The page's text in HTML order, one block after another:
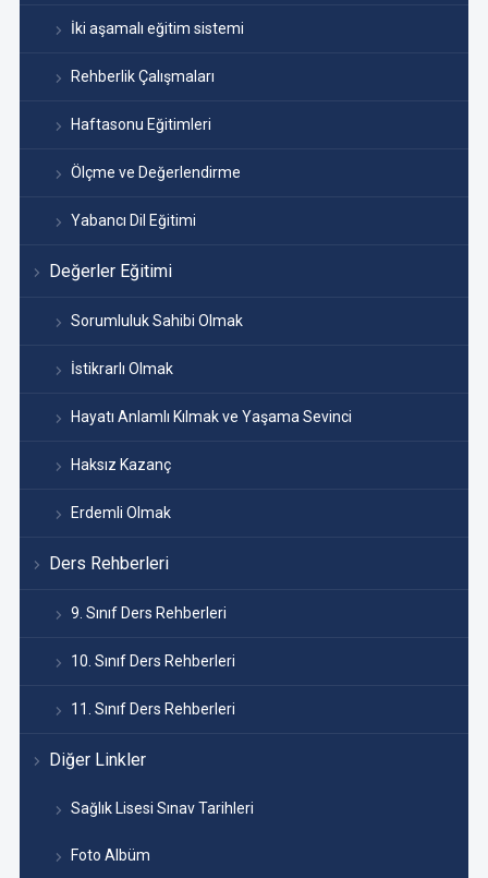
İki aşamalı eğitim sistemi
Rehberlik Çalışmaları
Haftasonu Eğitimleri
Ölçme ve Değerlendirme
Yabancı Dil Eğitimi
Değerler Eğitimi
Sorumluluk Sahibi Olmak
İstikrarlı Olmak
Hayatı Anlamlı Kılmak ve Yaşama Sevinci
Haksız Kazanç
Erdemli Olmak
Ders Rehberleri
9. Sınıf Ders Rehberleri
10. Sınıf Ders Rehberleri
11. Sınıf Ders Rehberleri
Diğer Linkler
Sağlık Lisesi Sınav Tarihleri
Foto Albüm